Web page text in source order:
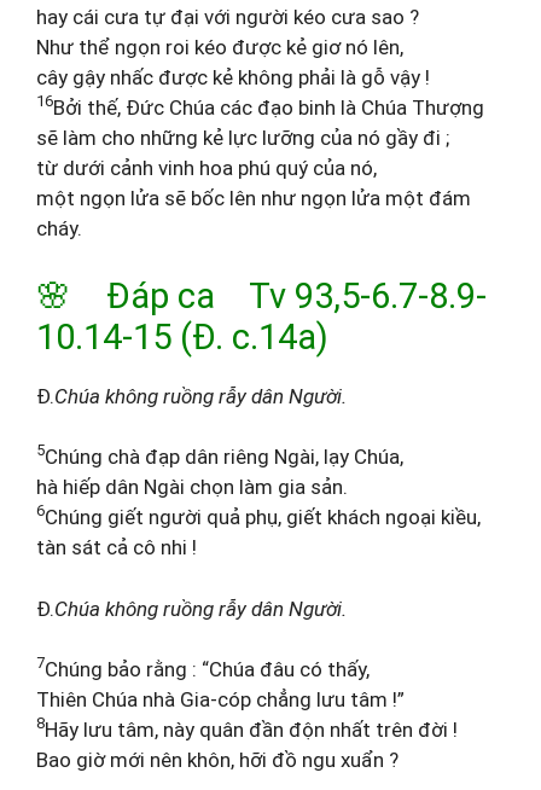
hay cái cưa tự đại với người kéo cưa sao ?
Như thể ngọn roi kéo được kẻ giơ nó lên,
cây gậy nhấc được kẻ không phải là gỗ vậy !
16Bởi thế, Đức Chúa các đạo binh là Chúa Thượng
sẽ làm cho những kẻ lực lưỡng của nó gầy đi ;
từ dưới cảnh vinh hoa phú quý của nó,
một ngọn lửa sẽ bốc lên như ngọn lửa một đám
cháy.
🌸 Đáp ca Tv 93,5-6.7-8.9-
10.14-15 (Đ. c.14a)
Đ.Chúa không ruồng rẫy dân Người.
5Chúng chà đạp dân riêng Ngài, lạy Chúa,
hà hiếp dân Ngài chọn làm gia sản.
6Chúng giết người quả phụ, giết khách ngoại kiều,
tàn sát cả cô nhi !
Đ.Chúa không ruồng rẫy dân Người.
7Chúng bảo rằng : “Chúa đâu có thấy,
Thiên Chúa nhà Gia-cóp chẳng lưu tâm !”
8Hãy lưu tâm, này quân đần độn nhất trên đời !
Bao giờ mới nên khôn, hỡi đồ ngu xuẩn ?